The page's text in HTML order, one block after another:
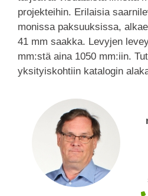
projekteihin. Erilaisia
monissa paksuuksissa,
41 mm saakka. Levyjen
mm:stä aina 1050 mm:iin.
yksityiskohtiin katalogin